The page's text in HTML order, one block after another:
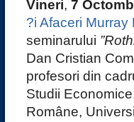
Vineri, 7
?i Afaceri Murray
seminarului
Dan Cristian
profesori din
Studii
Române,